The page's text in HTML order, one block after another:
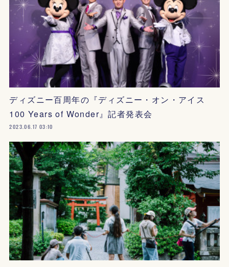
ディズニー百周年の『ディズニー・オン・アイス
100 Years of Wonder』記者発表会
2023.06.17 03:10